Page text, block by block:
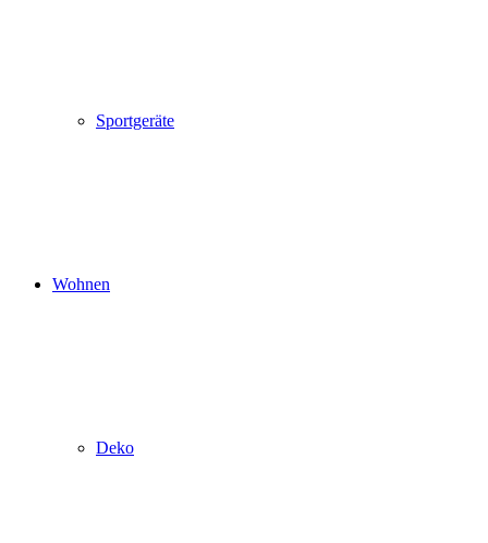
Sportgeräte
Wohnen
Deko